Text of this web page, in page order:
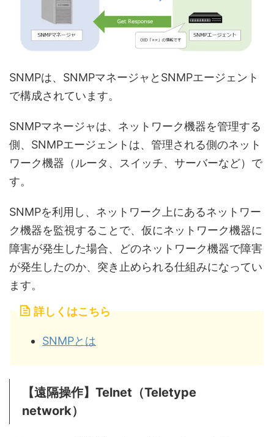
SNMPは、SNMPマネージャとSNMPエージェント
で構成されています。
SNMPマネージャは、ネットワーク機器を管理する
側、SNMPエージェントは、管理される側のネット
ワーク機器（ルータ、スイッチ、サーバーなど）で
す。
SNMPを利用し、ネットワーク上にあるネットワー
ク機器を監視することで、仮にネットワーク機器に
障害が発生した場合、どのネットワーク機器で障害
が発生したのか、突き止められる仕組みになってい
ます。
詳しくはこちら
SNMPとは
【遠隔操作】Telnet（Teletype
network）